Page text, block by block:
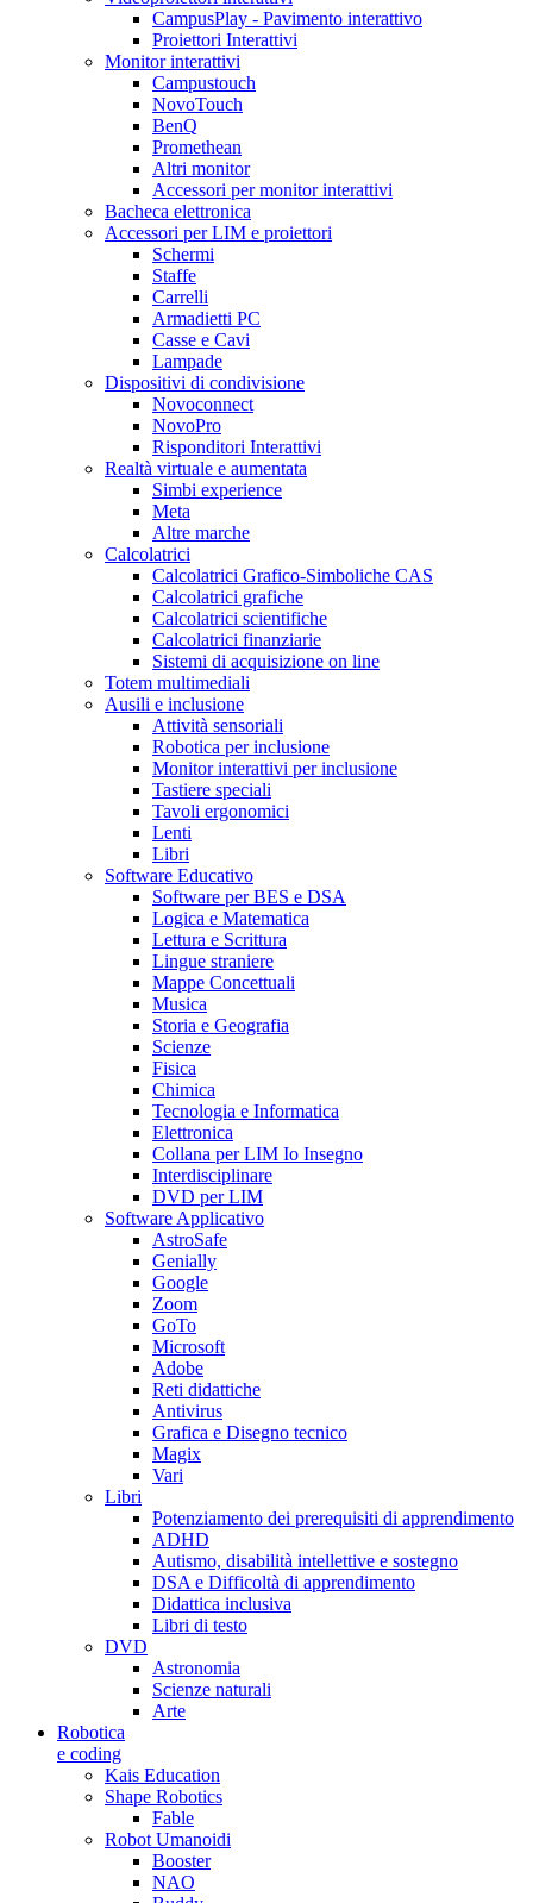
CampusPlay - Pavimento interattivo
Proiettori Interattivi
Monitor interattivi
Campustouch
NovoTouch
BenQ
Promethean
Altri monitor
Accessori per monitor interattivi
Bacheca elettronica
Accessori per LIM e proiettori
Schermi
Staffe
Carrelli
Armadietti PC
Casse e Cavi
Lampade
Dispositivi di condivisione
Novoconnect
NovoPro
Risponditori Interattivi
Realtà virtuale e aumentata
Simbi experience
Meta
Altre marche
Calcolatrici
Calcolatrici Grafico-Simboliche CAS
Calcolatrici grafiche
Calcolatrici scientifiche
Calcolatrici finanziarie
Sistemi di acquisizione on line
Totem multimediali
Ausili e inclusione
Attività sensoriali
Robotica per inclusione
Monitor interattivi per inclusione
Tastiere speciali
Tavoli ergonomici
Lenti
Libri
Software Educativo
Software per BES e DSA
Logica e Matematica
Lettura e Scrittura
Lingue straniere
Mappe Concettuali
Musica
Storia e Geografia
Scienze
Fisica
Chimica
Tecnologia e Informatica
Elettronica
Collana per LIM Io Insegno
Interdisciplinare
DVD per LIM
Software Applicativo
AstroSafe
Genially
Google
Zoom
GoTo
Microsoft
Adobe
Reti didattiche
Antivirus
Grafica e Disegno tecnico
Magix
Vari
Libri
Potenziamento dei prerequisiti di apprendimento
ADHD
Autismo, disabilità intellettive e sostegno
DSA e Difficoltà di apprendimento
Didattica inclusiva
Libri di testo
DVD
Astronomia
Scienze naturali
Arte
Robotica
e coding
Kais Education
Shape Robotics
Fable
Robot Umanoidi
Booster
NAO